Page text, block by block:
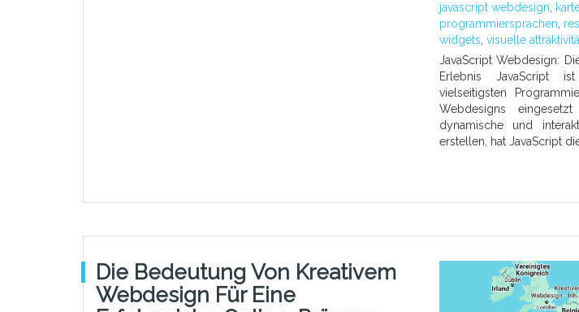
javascript webdesign
programmiersprachen
widgets visuelle
JavaScript Webdesign:
Erlebnis JavaScript
vielseitigsten
Webdesigns
dynamische und
erstellen, hat JavaScript
Die Bedeutung Von Kreativem
Webdesign Für Eine